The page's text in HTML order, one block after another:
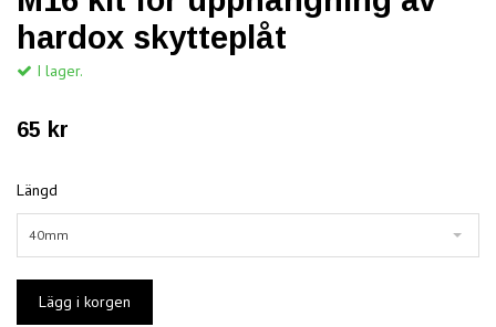
hardox skytteplåt
I lager.
65 kr
Längd
40mm